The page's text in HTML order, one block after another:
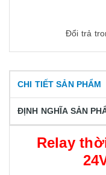
Đổi trả
CHI TIẾT SẢN PHẨM
ĐỊNH NGHĨA SẢN
Relay